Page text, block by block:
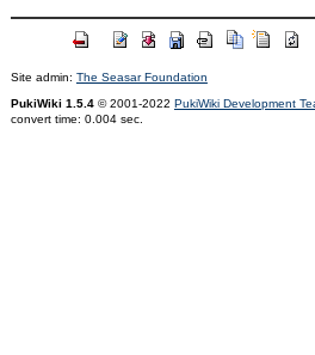
Site admin: The Seasar Foundation
PukiWiki 1.5.4© 2001-2022 PukiWiki Development
convert time: 0.004 sec.